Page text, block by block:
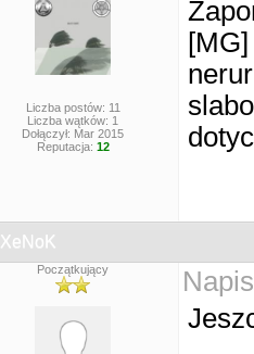
Liczba postów: 11
Liczba wątków: 1
Dołączył: Mar 2015
Reputacja: 12
XeNoK
Początkujący